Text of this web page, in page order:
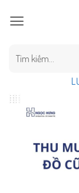
qua
kiếm: